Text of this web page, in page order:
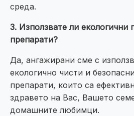
среда.
3. Използвате ли екологични
препарати?
Да, ангажирани сме с
екологично чисти и
препарати, които са
здравето на Вас, Вашето
домашните любимци.